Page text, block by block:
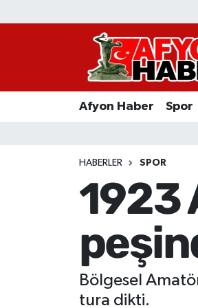
Afyon Haber Spor
HABERLER SPOR
1923
Bölgesel
tura dikti.
Afyon Haber
Asayiş Yaşam
Sivil Toplum
Ekonomi